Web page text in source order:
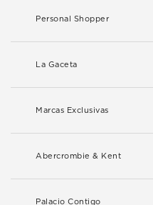
Personal Shopper
La Gaceta
Marcas Exclusivas
Abercrombie & Kent
Palacio Contigo